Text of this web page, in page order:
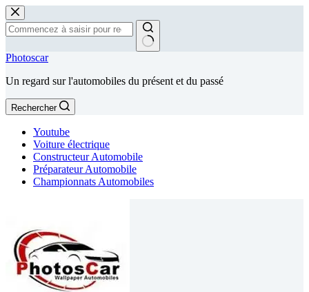
Passer
au
contenu
Aucun
Photoscar
Un regard sur l'automobiles du présent et du passé
Rechercher
Youtube
Voiture électrique
Constructeur Automobile
Préparateur Automobile
Championnats Automobiles